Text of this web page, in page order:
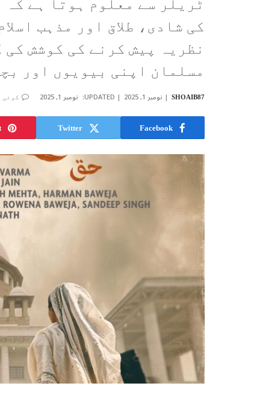
ٹریلر سے معلوم ہوتا ہے
کی شادی، طلاق اور مذہب
نظریہ پیش کرنے کی کوشش
مسلمان اپنی بیویوں اور
SHOAIB87 نومبر 1, 2025 UPDATED: نومبر 1, 2025 کوئی
Facebook
Twitter